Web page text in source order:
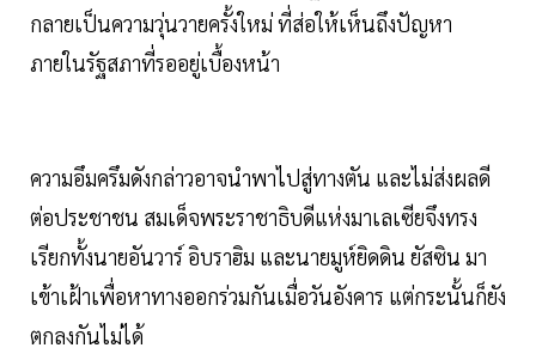
กลายเป็นความวุ่นวายครั้งใหม่ ที่ส่อให้เห็นถึงปัญหา
ภายในรัฐสภาที่รออยู่เบื้องหน้า
ความอึมครึมดังกล่าวอาจนำพาไปสู่ทางตัน และไม่ส่งผลดี
ต่อประชาชน สมเด็จพระราชาธิบดีแห่งมาเลเซียจึงทรง
เรียกทั้งนายอันวาร์ อิบราฮิม และนายมูห์ยิดดิน ยัสซิน มา
เข้าเฝ้าเพื่อหาทางออกร่วมกันเมื่อวันอังคาร แต่กระนั้นก็ยัง
ตกลงกันไม่ได้